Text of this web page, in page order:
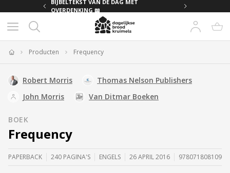
BIJBELTEKST VAN DE DAG MET
OVERDENKING 📖
Producten Frequency
Robert Morris
Thomas Nelson Publishers
John Morris
Van Ditmar Boeken
BOEK
Frequency
PAPERBACK 240 PAGINA'S ENGELS 26 APRIL 2016 9780718081096